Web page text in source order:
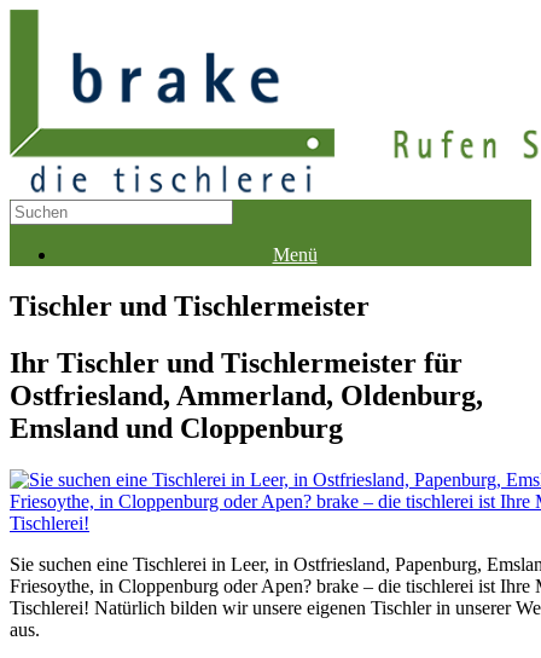
Menü
Tischler und Tischlermeister
Ihr Tischler und Tischlermeister für
Ostfriesland, Ammerland, Oldenburg,
Emsland und Cloppenburg
Sie suchen eine Tischlerei in Leer, in Ostfriesland, Papenburg,
Friesoythe, in Cloppenburg oder Apen? brake – die tischlerei ist Ihre
Tischlerei! Natürlich bilden wir unsere eigenen Tischler in unserer
aus.